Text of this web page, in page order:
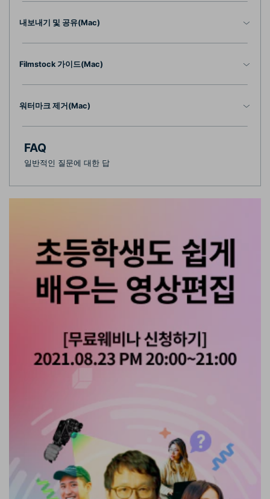
내보내기 및 공유(Mac)
Filmstock 가이드(Mac)
워터마크 제거(Mac)
FAQ
일반적인 질문에 대한 답